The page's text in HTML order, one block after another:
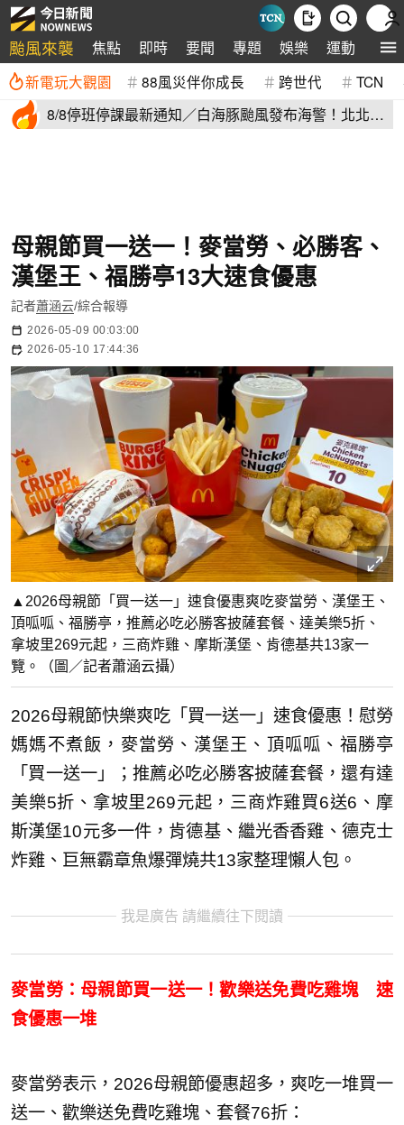
颱風來襲 焦點 即時 要聞 專題 娛樂 運動 全球
新電玩大觀園 88風災伴你成長 跨世代 TCN
8/8停班停課最新通知／白海豚颱風發布海警！北北基
母親節買一送一！麥當勞、必勝客、
漢堡王、福勝亭13大速食優惠
記者蕭涵云/綜合報導
2026-05-09 00:03:00
2026-05-10 17:44:36
▲2026母親節「買一送一」速食優惠爽吃麥當勞、漢堡王、
頂呱呱、福勝亭，推薦必吃必勝客披薩套餐、達美樂5折、
拿坡里269元起，三商炸雞、摩斯漢堡、肯德基共13家一
覽。（圖／記者蕭涵云攝）
2026母親節快樂爽吃「買一送一」速食優惠！慰勞
媽媽不煮飯，麥當勞、漢堡王、頂呱呱、福勝亭
「買一送一」；推薦必吃必勝客披薩套餐，還有達
美樂5折、拿坡里269元起，三商炸雞買6送6、摩
斯漢堡10元多一件，肯德基、繼光香香雞、德克士
炸雞、巨無霸章魚爆彈燒共13家整理懶人包。
我是廣告 請繼續往下閱讀
麥當勞：母親節買一送一！歡樂送免費吃雞塊 速
食優惠一堆
麥當勞表示，2026母親節優惠超多，爽吃一堆買一
送一、歡樂送免費吃雞塊、套餐76折：